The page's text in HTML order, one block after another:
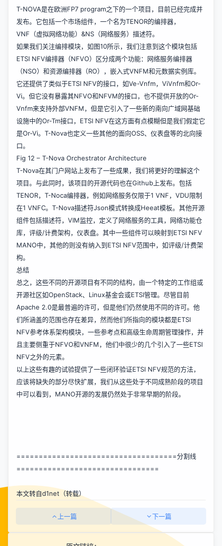
T-NOVA是在欧洲FP7 program之下的一个项目，目前已经完成并
发布。它包括一个市场组件，一个名为TENOR的编排器，
VNF（虚拟网络功能）&NS（网络服务）描述符。
如果我们关注编排模块，如图10所示，我们注意到这个模块包括
ETSI NFV编排器（NFVO）区分成两个功能：网络服务编排器
（NSO）和资源编排器（RO），嵌入式VNFM和元数据实例库。
它还提供了类似于ETSI NFV的接口，如Ve-Vnfm，ViVnfm和Or-
Vi。但它没有暴露其NFVO和NFVM的接口，也不提供开放的Or-
Vnfm来支持外部VNFM，但是它引入了一些新的南向广域网基础
设施中的Or-Tm接口，ETSI NFV在这方面有点模糊但是我们假定它
是Or-Vi。T-Nova也定义一些其他的面向OSS、仪表盘等的北向接
口。
Fig 12 – T-Nova Orchestrator Architecture
T-Nova在其门户网站上发布了一些成果，我们将更好的理解这个
项目。与此同时，该项目的开源代码也在Github上发布。包括
TENOR，T-Noca编排器，例如网络服务仅限于1 VNF，VDU限制
在1 VNFC。T-Nova描述符Json模式转换成Heeat模板。其他开源
组件包括描述符，VIM监控，定义了网络服务的工具，网络功能仓
库，评级/计费架构，仪表盘。其中一些组件可以映射到ETSI NFV
MANO中，其他的则没有纳入到ETSI NFV范围中，如评级/计费架
构。
总结
总之，这些不同的开源项目有不同的结构，由一个特定的工作组或
开源社区如OpenStack、Linux基金会或ETSI管理。尽管目前
Apache 2.0是最普遍的许可，但是他们仍然使用不同的许可。他
们所涵盖的范围也存在差异，然而他们所指向的模块都是ETSI
NFV参考体系架构模块，一些参考点和高级生命周期管理操作，并
且主要侧重于NFVO和VNFM，他们中很少的几个引入了一些ETSI
NFV之外的元素。
以上这些有趣的试验提供了一些闭环验证ETSI NFV规范的方法，
应该将缺失的部分尽快扩展，我们从这些处于不同成熟阶段的项目
中可以看到，MANO开源的发展仍然处于非常早期的阶段。
====================================分割线
================================
本文转自d1net（转载）
上一篇 下一篇